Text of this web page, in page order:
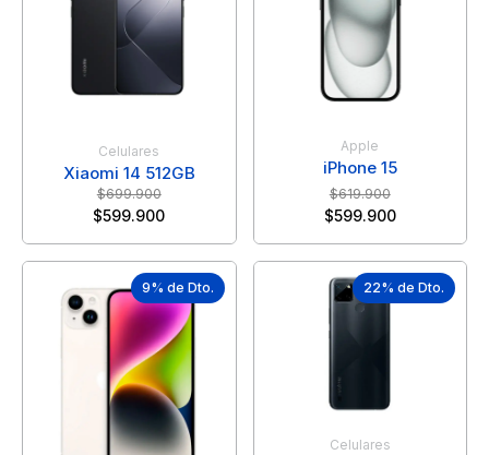
Celulares
Xiaomi 14 512GB
$699.900
$599.900
Apple
iPhone 15
$619.900
$599.900
9% de Dto. 22% de Dto.
Celulares